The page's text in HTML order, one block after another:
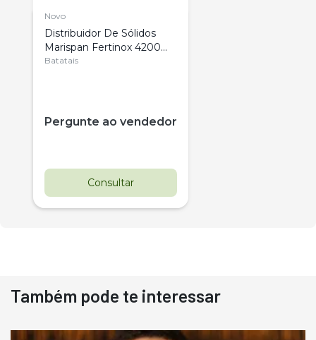
Novo
Distribuidor De Sólidos
Marispan Fertinox 4200
Citrus
Batatais
Pergunte ao vendedor
Consultar
Destaque
Usado
Também pode te interessar